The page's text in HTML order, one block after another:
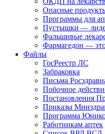
Опасные
Программы для
Пустышки —
Фальшивые
Фармагедон — это
Файлы
ГосРеестр ЛС
Забраковка
Письма
Побочное
Постановления
Приказы
Программа
Работникам аптек